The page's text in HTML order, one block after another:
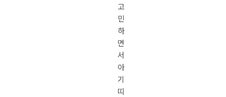
고
민
하
면
서
아
기
띠